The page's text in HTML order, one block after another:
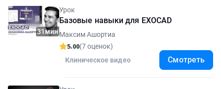
31мин
Урок
Базовые навыки для EXOCAD
Максим Ашортиа
5.00(7 оценок)
Клиническое видео
Смотреть